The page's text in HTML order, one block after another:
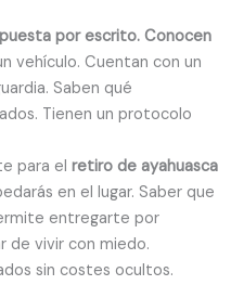
por escrito. Conocen
vehículo. Cuentan con un
Saben qué
Tienen un protocolo
para el retiro de ayahuasca
en el lugar. Saber que
entregarte por
de vivir con miedo.
sin costes ocultos.